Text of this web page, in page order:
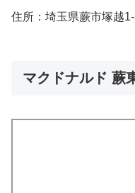
住所：埼玉県蕨市塚越
マクドナルド 蕨